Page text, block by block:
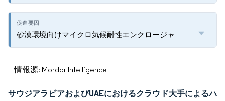
砂漠環境向けマイクロ気候耐性エンクロージャ
情報源: Mordor Intelligence
サウジアラビアおよびUAEにおけるクラウド大手によるハ